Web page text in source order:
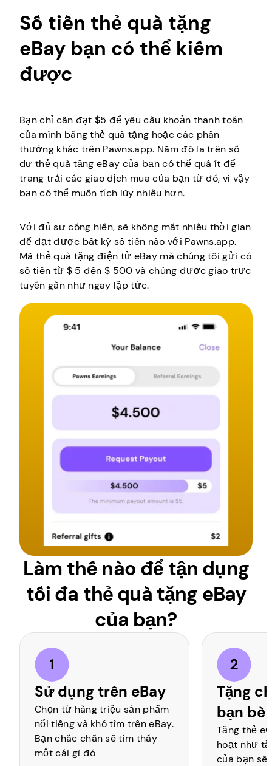
Số tiền thẻ quà tặng
eBay bạn có thể kiếm
được
Bạn chỉ cần đạt $5 để yêu cầu khoản thanh toán
của mình bằng thẻ quà tặng hoặc các phần
thưởng khác trên Pawns.app. Năm đô la trên số
dư thẻ quà tặng eBay của bạn có thể quá ít để
trang trải các giao dịch mua của bạn từ đó, vì vậy
bạn có thể muốn tích lũy nhiều hơn.
Với đủ sự cống hiến, sẽ không mất nhiều thời gian
để đạt được bất kỳ số tiền nào với Pawns.app.
Mã thẻ quà tặng điện tử eBay mà chúng tôi gửi có
số tiền từ $ 5 đến $ 500 và chúng được giao trực
tuyến gần như ngay lập tức.
Làm thế nào để tận dụng
tối đa thẻ quà tặng eBay
của bạn?
Sử dụng trên eBay
Chọn từ hàng triệu sản phẩm
nổi tiếng và khó tìm trên eBay.
Bạn chắc chắn sẽ tìm thấy
một cái gì đó
Tặng
bạn bè
Tặng thẻ
hoạt như
của bạn sẽ